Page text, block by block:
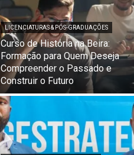
LICENCIATURAS & PÓS-GRADUAÇÕES
Curso de História na Beira:
Formação para Quem Deseja
Compreender o Passado e
Construir o Futuro